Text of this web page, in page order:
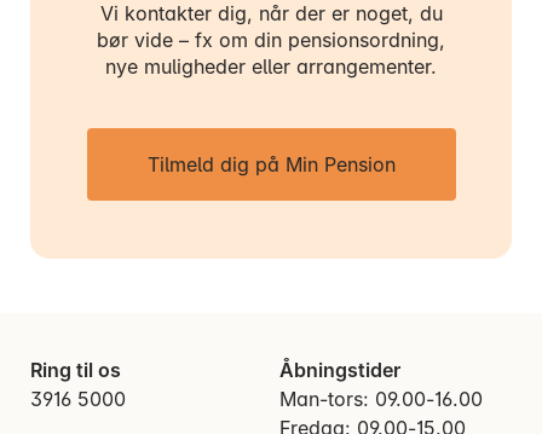
Vi kontakter dig, når der er noget, du
bør vide – fx om din pensionsordning,
nye muligheder eller arrangementer.
Tilmeld dig på Min Pension
Ring til os
3916 5000
Åbningstider
Man-tors: 09.00-16.00
Fredag: 09.00-15.00